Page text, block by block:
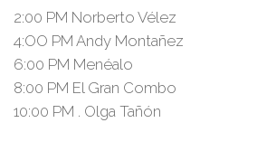
2:00 PM Norberto Vélez
4:OO PM Andy Montañez
6:00 PM Menéalo
8:00 PM El Gran Combo
10:00 PM . Olga Tañón